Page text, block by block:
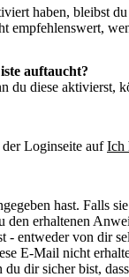
haben, bleibst
auftaucht?
du diese aktivierst,
Loginseite aufIch
hast.
den erhaltenen
entweder von
E-Mail nicht
dir sicher bist,